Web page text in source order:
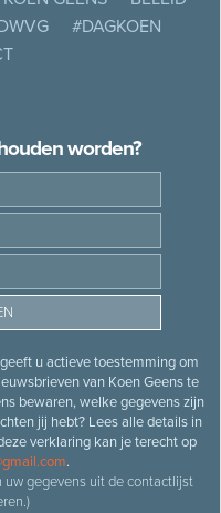
#DAGKOEN
worden?
u actieve toestemming om
van Koen Geens te
bewaren, welke gegevens zijn
jij hebt? Lees alle details in
verklaring kan je terecht op
.
gegevens uit de contactlijst